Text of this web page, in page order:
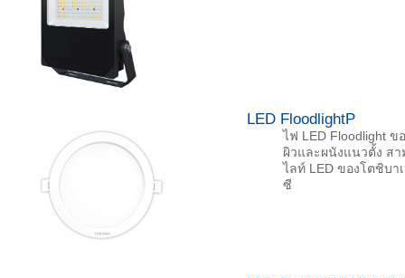
LED FloodlightP
ไฟ LED Floodlight
ผิวและผนังแนวตั้ง ส
ไลท์ LED ของโตชิบ
ซี